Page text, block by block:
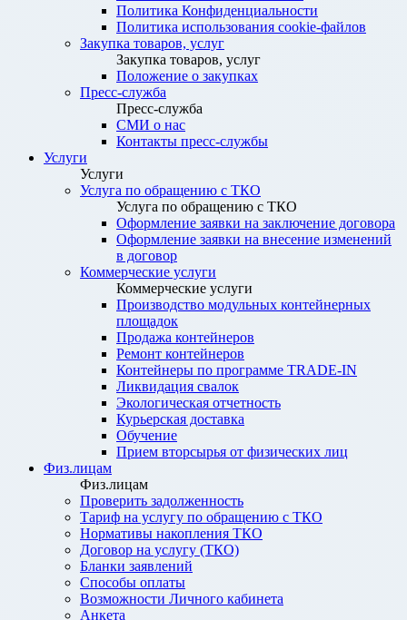
Политика Конфиденциальности
Политика использования cookie-файлов
Закупка товаров, услуг
Закупка товаров, услуг
Положение о закупках
Пресс-служба
Пресс-служба
СМИ о нас
Контакты пресс-службы
Услуги
Услуги
Услуга по обращению с ТКО
Услуга по обращению с ТКО
Оформление заявки на заключение договора
Оформление заявки на внесение изменений
в договор
Коммерческие услуги
Коммерческие услуги
Производство модульных контейнерных
площадок
Продажа контейнеров
Ремонт контейнеров
Контейнеры по программе TRADE-IN
Ликвидация свалок
Экологическая отчетность
Курьерская доставка
Обучение
Прием вторсырья от физических лиц
Физ.лицам
Физ.лицам
Проверить задолженность
Тариф на услугу по обращению с ТКО
Нормативы накопления ТКО
Договор на услугу (ТКО)
Бланки заявлений
Способы оплаты
Возможности Личного кабинета
Анкета